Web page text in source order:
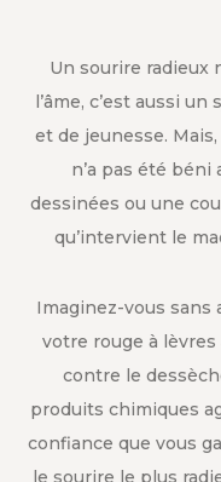
Un sourire radieux
l’âme, c’est aussi
et de jeunesse.
n’a pas été
dessinées ou une
qu’intervient le
Imaginez-vous sans
votre rouge à
contre le
produits chimiques
confiance que vous
le sourire le plus